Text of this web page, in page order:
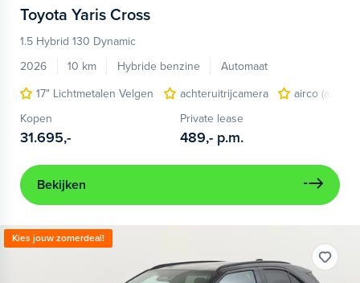
Toyota Yaris Cross
1.5 Hybrid 130 Dynamic
2026
10 km Hybride benzine
Automaat
17" Lichtmetalen Velgen
achteruitrijcamera
airco
Kopen
31.695,-
Private lease
489,- p.m.
Bekijken
Kies jouw zomerdeal!